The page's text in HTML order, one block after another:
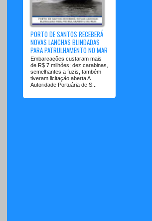
PORTO DE SANTOS RECEBERÁ
NOVAS LANCHAS BLINDADAS
PARA PATRULHAMENTO NO MAR
Embarcações custaram mais
de R$ 7 milhões; dez carabinas,
semelhantes a fuzis, também
tiveram licitação aberta A
Autoridade Portuária de S...